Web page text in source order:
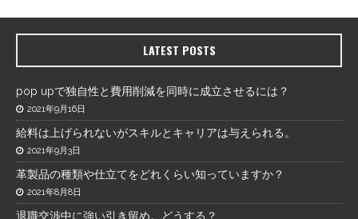
LATEST POSTS
pop upで独自性と費用削減を同時に成立させるには？
2021年9月16日
給料は上げられないがスキルとキャリアは与えられる。
2021年9月3日
革製品の種類や仕立てをどれくらい知っていますか？
2021年8月8日
退職交渉中に強い引き留め。どうする？